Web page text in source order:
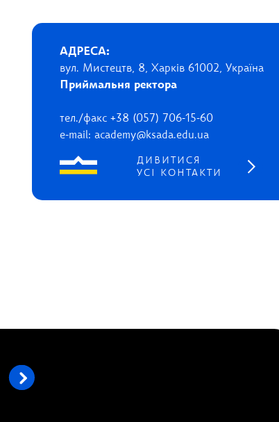
АДРЕСА:
вул. Мистецтв, 8, Харків 61002, Україна
Приймальня ректора
тел./факс +38 (057) 706-15-60
e-mail: academy@ksada.edu.ua
ДИВИТИСЯ
УСІ КОНТАКТИ